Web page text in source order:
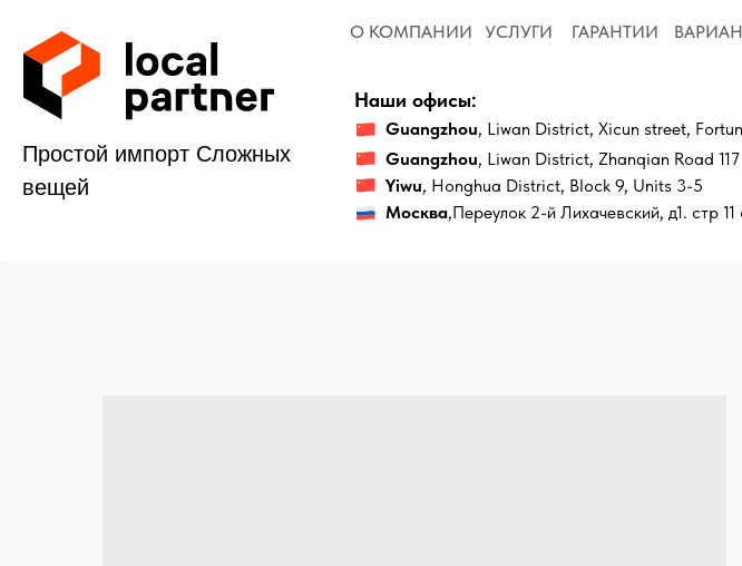
О КОМПАНИИ УСЛУГИ ГАРАНТИИ ВАРИАНТЫ
вещей
Москва,Переулок 2-й Лихачевский, д1. стр 11 офис 208
Yiwu , Honghua District, Block 9, Units 3-5
, Liwan District, Xicun street, Fortune Building,
Guangzhou
, Liwan District, Zhanqian Road 117
Наши офисы: